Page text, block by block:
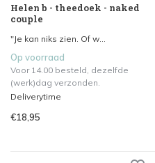
Helen b - theedoek - naked
couple
"Je kan niks zien. Of w...
Op voorraad
Voor 14.00 besteld, dezelfde
(werk)dag verzonden.
Deliverytime
€18,95